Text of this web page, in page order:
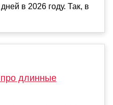
в 2026 году. Так, в
длинные